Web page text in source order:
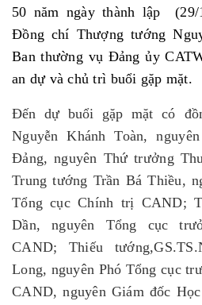
50 năm ngày thành lập (29/
Đồng chí Thượng tướng
Ban thường vụ Đảng ủy
an dự và chủ trì buổi gặp mặt.
Đến dự buổi gặp mặt có
Nguyễn Khánh Toàn,
Đảng, nguyên Thứ trưởng
Trung tướng Trần Bá Thiều,
Tổng cục Chính trị CAND;
Dần, nguyên Tổng cục
CAND; Thiếu
Long, nguyên Phó Tổng cục
CAND, nguyên Giám đốc